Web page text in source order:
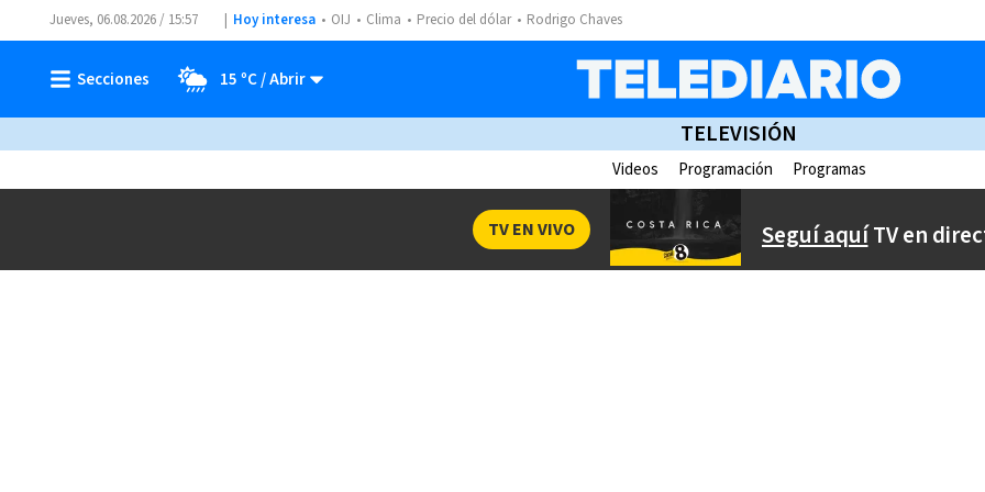
Jueves, 06.08.2026 / 15:57 Hoy interesa OIJ Clima Precio del dólar Rodrigo Chaves
15 ºC
TELEVISIÓN
Videos Programación Programas
Seguí aquíTV en
TV EN VIVO